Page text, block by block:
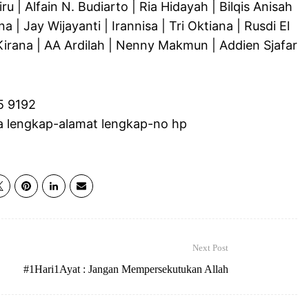
| Alfain N. Budiarto | Ria Hidayah | Bilqis Anisah
| Jay Wijayanti | Irannisa | Tri Oktiana | Rusdi El
| AA Ardilah | Nenny Makmun | Addien Sjafar
9192
lengkap-alamat lengkap-no hp
Next Post
#1Hari1Ayat : Jangan Mempersekutukan Allah